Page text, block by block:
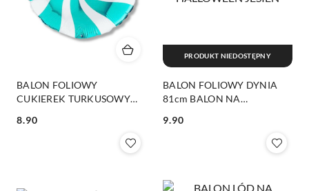
BALON FOLIOWY
CUKIEREK TURKUSOWY
CUKIEREK
Cena:
8.90
BALON FOLIOWY DYNIA
81cm BALON NA
Cena:
9.90
PRODUKT NIEDOSTĘPNY